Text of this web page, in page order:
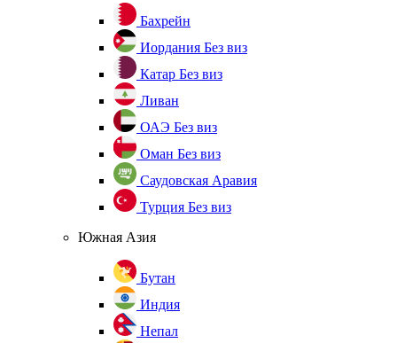
Бахрейн
Иордания Без виз
Катар Без виз
Ливан
ОАЭ Без виз
Оман Без виз
Саудовская Аравия
Турция Без виз
Южная Азия
Бутан
Индия
Непал